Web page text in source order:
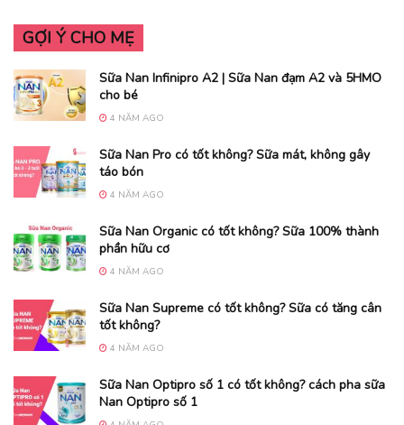
GỢI Ý CHO MẸ
Sữa Nan Infinipro A2 | Sữa Nan đạm A2 và 5HMO
cho bé
4 NĂM AGO
Sữa Nan Pro có tốt không? Sữa mát, không gây
táo bón
4 NĂM AGO
Sữa Nan Organic có tốt không? Sữa 100% thành
phần hữu cơ
4 NĂM AGO
Sữa Nan Supreme có tốt không? Sữa có tăng cân
tốt không?
4 NĂM AGO
Sữa Nan Optipro số 1 có tốt không? cách pha sữa
Nan Optipro số 1